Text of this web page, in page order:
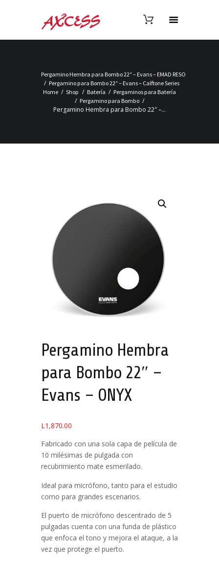
Pergamino Hembra para Bombo 22″ – Evans – EMAD RESO
Pergamino para Bombo 22″ – Evans – Calftone Series
Home
Shop Batería
Pergaminos para Batería
Pergamino para Bombo
Pergamino Hembra para Bombo 22″ –...
Pergamino Hembra
para Bombo 22″ –
Evans – ONYX
L1,870.00
Fabricado con una sola capa de película de
10 milésimas de pulgada con
recubrimiento mate esmerilado.
Ideal para micrófono, tanto para el estudio
como para grandes escenarios.
El puerto de micrófono descentrado de 5
pulgadas cuenta con una funda de plástico
que enfoca el tono y mejora el ataque, a la
vez que protege el puerto.